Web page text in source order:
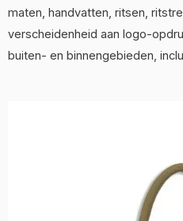
maten, handvatten, ritsen,
verscheidenheid aan logo-
buiten- en binnengebieden,